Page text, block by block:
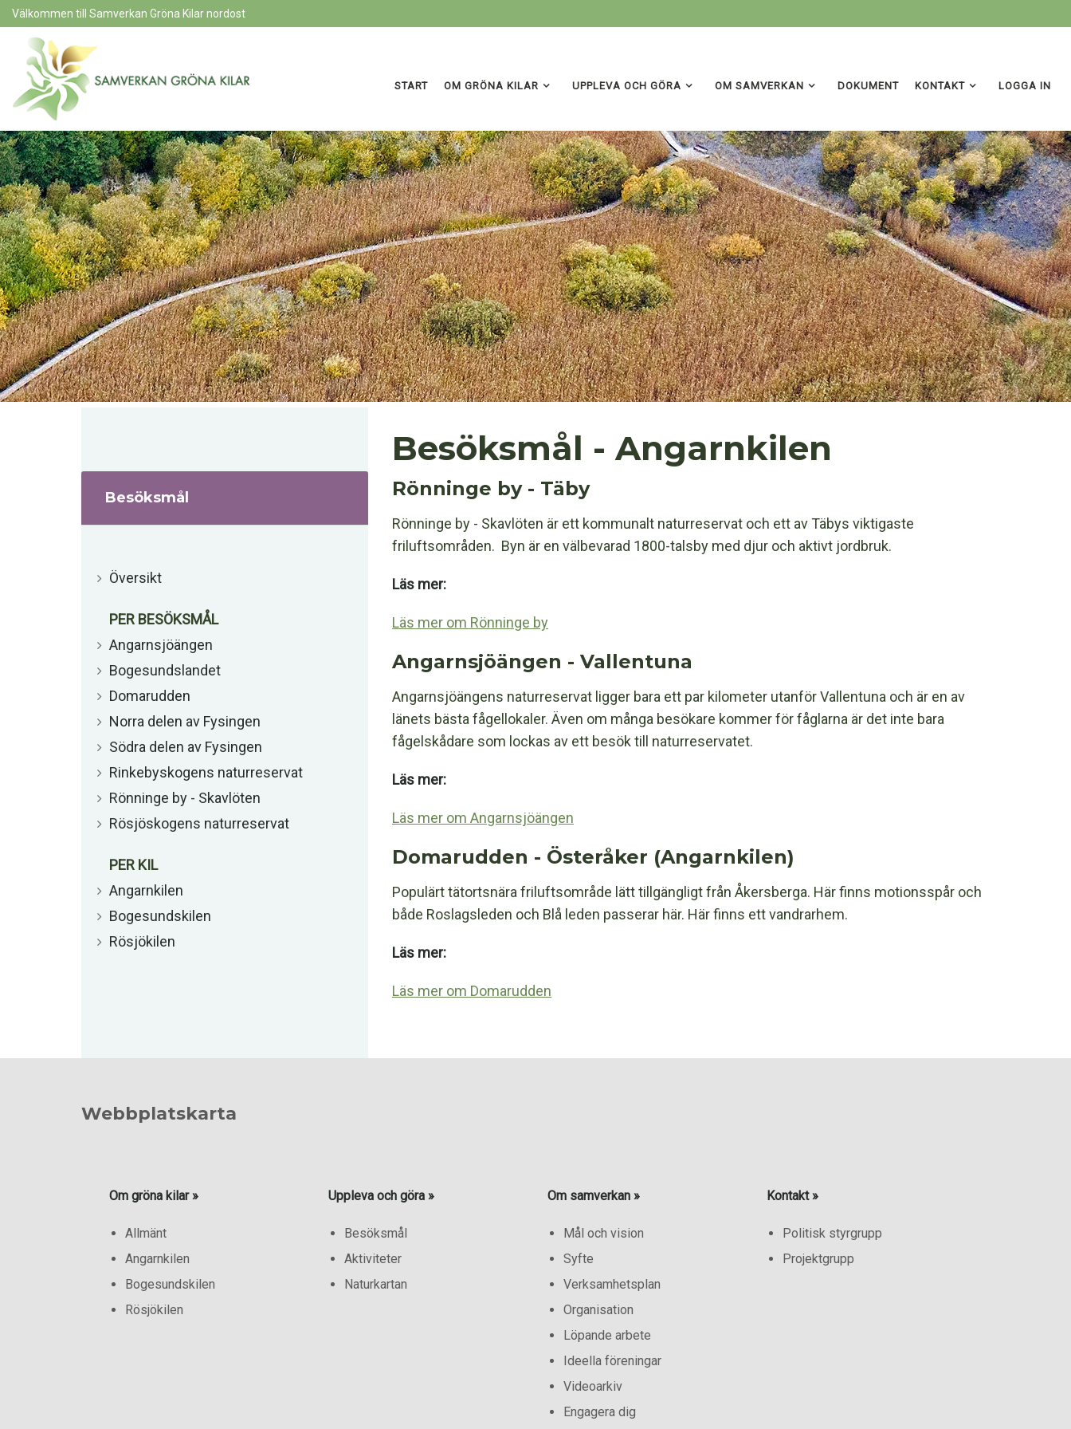
Välkommen till Samverkan Gröna Kilar nordost
START OM GRÖNA KILAR UPPLEVA OCH GÖRA OM SAMVERKAN DOKUMENT KONTAKT LOGGA IN
Besöksmål
Översikt
PER BESÖKSMÅL
Angarnsjöängen
Bogesundslandet
Domarudden
Norra delen av Fysingen
Södra delen av Fysingen
Rinkebyskogens naturreservat
Rönninge by - Skavlöten
Rösjöskogens naturreservat
PER KIL
Angarnkilen
Bogesundskilen
Rösjökilen
Besöksmål - Angarnkilen
Rönninge by - Täby
Rönninge by - Skavlöten är ett kommunalt naturreservat och ett av Täbys viktigaste
friluftsområden. Byn är en välbevarad 1800-talsby med djur och aktivt jordbruk.
Läs mer:
Läs mer om Rönninge by
Angarnsjöängen - Vallentuna
Angarnsjöängens naturreservat ligger bara ett par kilometer utanför Vallentuna och är en av
länets bästa fågellokaler. Även om många besökare kommer för fåglarna är det inte bara
fågelskådare som lockas av ett besök till naturreservatet.
Läs mer:
Läs mer om Angarnsjöängen
Domarudden - Österåker (Angarnkilen)
Populärt tätortsnära friluftsområde lätt tillgängligt från Åkersberga. Här finns motionsspår och
både Roslagsleden och Blå leden passerar här. Här finns ett vandrarhem.
Läs mer:
Läs mer om Domarudden
Webbplatskarta
Om gröna kilar »
Allmänt
Angarnkilen
Bogesundskilen
Rösjökilen
Uppleva och göra »
Besöksmål
Aktiviteter
Naturkartan
Om samverkan »
Mål och vision
Syfte
Verksamhetsplan
Organisation
Löpande arbete
Ideella föreningar
Videoarkiv
Engagera dig
Kontakt »
Politisk styrgrupp
Projektgrupp